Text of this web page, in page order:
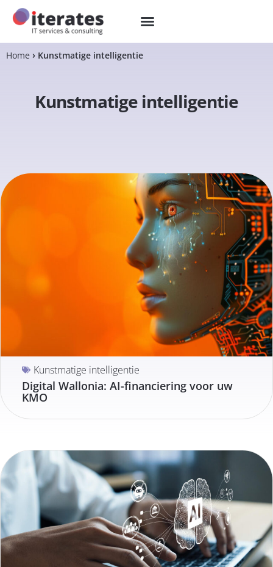
Home Kunstmatige intelligentie
Kunstmatige intelligentie
Kunstmatige intelligentie
Digital Wallonia: AI-financiering voor uw
KMO